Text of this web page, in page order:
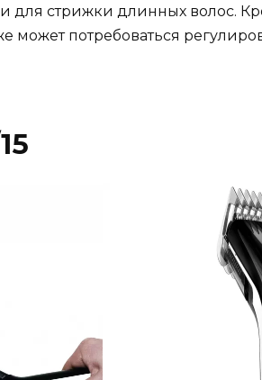
для стрижки длинных волос.
может потребоваться